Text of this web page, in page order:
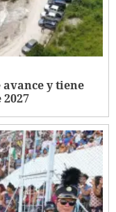
avance y tiene